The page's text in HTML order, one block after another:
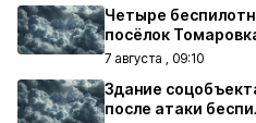
Четыре
посёлок
7 августа , 09:10
Здание
после атаки